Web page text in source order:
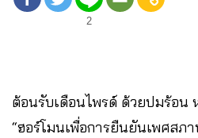
2
ต้อนรับเดือนไพรด์ ด้วยปมร้อน
“ฮอร์โมนเพื่อการยืนยันเพศสภ